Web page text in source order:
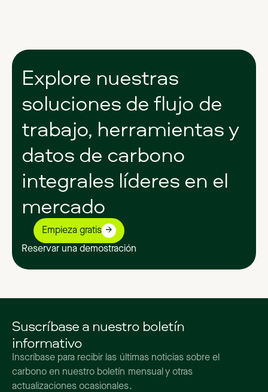
Explore nuestras
solucionesdeflujo de
trabajo, herramientasy
datosde carbono
integrales líderesen el
mercado
Empieza gratis
Reservar una demostración
Suscríbase a nuestro boletín
informativo
Inscríbase para recibir las últimas noticias sobre el
carbono en nuestro boletín mensual y otras
actualizaciones ocasionales.